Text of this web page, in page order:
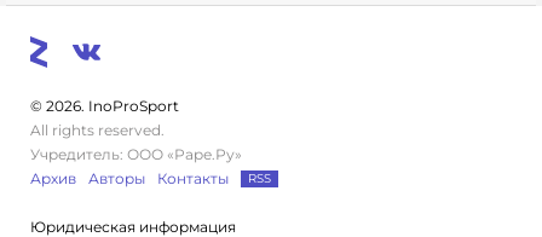
© 2026. InoProSport
All rights reserved.
Учредитель: ООО «Раре.Ру»
Архив
Авторы Контакты RSS
Юридическая информация